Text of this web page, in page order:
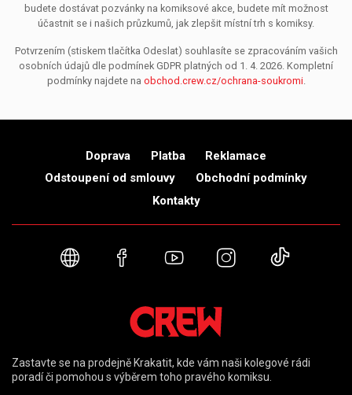
budete dostávat pozvánky na komiksové akce, budete mít možnost
účastnit se i našich průzkumů, jak zlepšit místní trh s komiksy.
Potvrzením (stiskem tlačítka Odeslat) souhlasíte se zpracováním vašich
osobních údajů dle podmínek GDPR platných od 1. 4. 2026. Kompletní
podmínky najdete na obchod.crew.cz/ochrana-soukromi.
Doprava Platba
Reklamace
Odstoupení od smlouvy
Obchodní podmínky
Kontakty
Webové stránky
FacebookYouTubeInstagram
Zastavte se na prodejně Krakatit, kde vám naši kolegové rádi
poradí či pomohou s výběrem toho pravého komiksu.